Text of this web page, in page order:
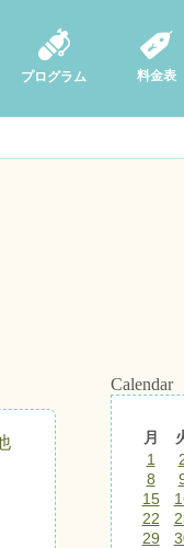
プログラム 料金表
Calendar
月
1
8
15
22
29